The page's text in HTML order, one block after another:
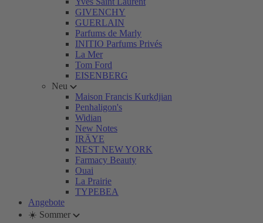
GIVENCHY
GUERLAIN
Parfums de Marly
INITIO Parfums Privés
La Mer
Tom Ford
EISENBERG
Neu
Maison Francis Kurkdjian
Penhaligon's
Widian
New Notes
IRÄYE
NEST NEW YORK
Farmacy Beauty
Ouai
La Prairie
TYPEBEA
Angebote
☀️ Sommer